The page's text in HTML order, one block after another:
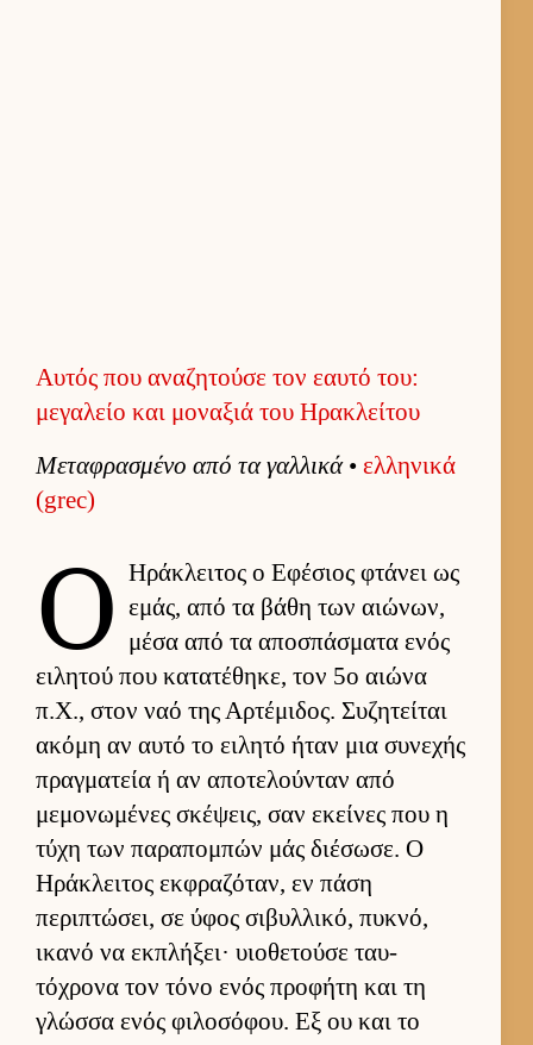
Αυτός που αναζητούσε τον εαυτό του:
μεγαλείο και μοναξιά του Ηρακλείτου
Μεταφρασμένο από τα γαλ­λικά• ελ­ληνικά
(grec)
Ο Ηράκλει­τος ο Εφέσιος φτάνει ως
εμάς, από τα βάθη των αιώνων,
μέσα από τα αποσπάσματα ενός
ει­λητού που κατατέθηκε, τον 5ο αιώνα
π.Χ., στον ναό της Αρ­τέμιδος. Συζητεί­ται
ακόμη αν αυτό το ει­λητό ήταν μια συνεχής
πραγ­ματεία ή αν αποτελού­νταν από
μεμονωμένες σκέψεις, σαν εκεί­νες που η
τύχη των παραπομπών μάς διέσωσε. Ο
Ηράκλει­τος εκ­φραζόταν, εν πάση
περιπτώσει, σε ύφος σιβυλ­λικό, πυκνό,
ικανό να εκ­πλήξει· υιο­θετούσε ταυ­
τόχρονα τον τόνο ενός προφήτη και τη
γλώσσα ενός φιλοσόφου. Εξ ου και το